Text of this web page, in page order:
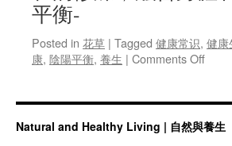
平衡-
Posted in 花草 | Tagged 健康常识, 健康
康, 陰陽平衡, 養生 | Comments Offon
養
生
秘
Natural and Healthy Living | 自然與養生